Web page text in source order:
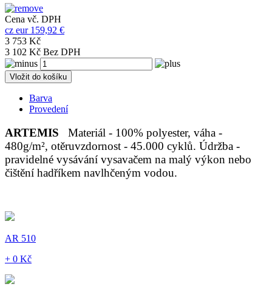
Cena vč. DPH
cz eur 159,92 €
3 753 Kč
3 102 Kč Bez DPH
Vložit do košíku
Barva
Provedení
ARTEMIS
Materiál - 100% polyester, váha -
480g/m², otěruvzdornost - 45.000 cyklů. Údržba -
pravidelné vysávání vysavačem na malý výkon nebo
čištění hadříkem navlhčeným vodou.
AR 510
+ 0 Kč